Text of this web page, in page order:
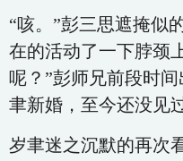
“咳。”彭三思遮掩似
在的活动了一下脖颈
呢？”彭师兄前段时
聿新婚，至今还没见
岁聿迷之沉默的再次